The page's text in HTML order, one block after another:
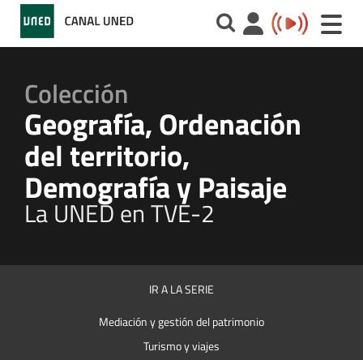
Toggle
Colección
Geografía, Ordenación
del territorio,
Demografía y Paisaje
La UNED en TVE-2
IR A LA SERIE
Mediación y gestión del patrimonio
Turismo y viajes